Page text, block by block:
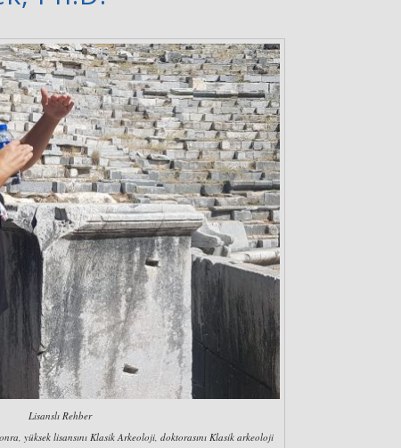
Lisanslı Rehber
yüksek lisansını Klasik Arkeoloji, doktorasını Klasik arkeoloji